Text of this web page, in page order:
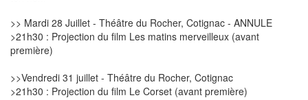
>> Mardi 28 Juillet - Théâtre du Rocher, Cotignac - ANNULE
>21h30 : Projection du film Les matins merveilleux (avant
première)
>>Vendredi 31 juillet - Théâtre du Rocher, Cotignac
>21h30 : Projection du film Le Corset (avant première)